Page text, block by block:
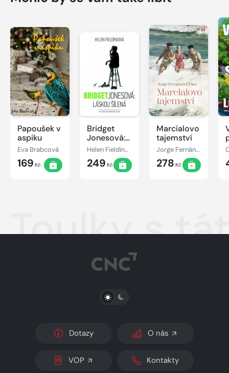
Papoušek v
aspiku
Eva Brabcová
169 Kč
Bridget
Jonesová:
láskou
Helen Fieldingová
249 Kč
Marcialovo
tajemství
Jorge Fernández Díaz
278 Kč
Toulky s
PŘEPNOUT SVĚTLÝ/TMAVÝ REŽIM
Dotazy O nás
VOP Kontakty